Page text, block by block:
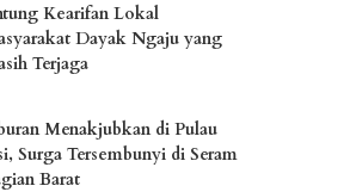
Kearifan Lokal
Dayak Ngaju yang
Terjaga
Menakjubkan di Pulau
Surga Tersembunyi di Seram
Barat